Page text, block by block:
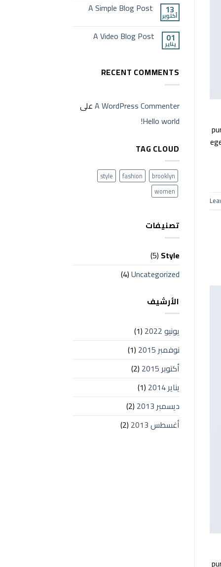
13
أكتوبر
A Simple Blog Post
01
يناير
A Video Blog Post
RECENT COMMENTS
A WordPress Commenterعلى
Hello world!
TAG CLOUD
brooklyn
fashion
style
women
تصنيفات
Style
(5)
Uncategorized
(4)
الأرشيف
يونيو 2022
(1)
نوفمبر 2015
(1)
أكتوبر 2015
(2)
يناير 2014
(1)
ديسمبر 2013
(2)
أغسطس 2013
(2)